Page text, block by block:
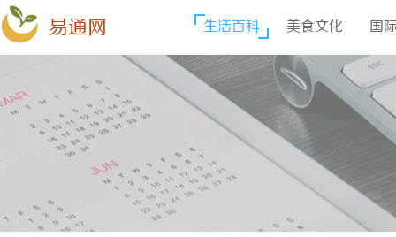
易通网 生活百科 美食文化 国